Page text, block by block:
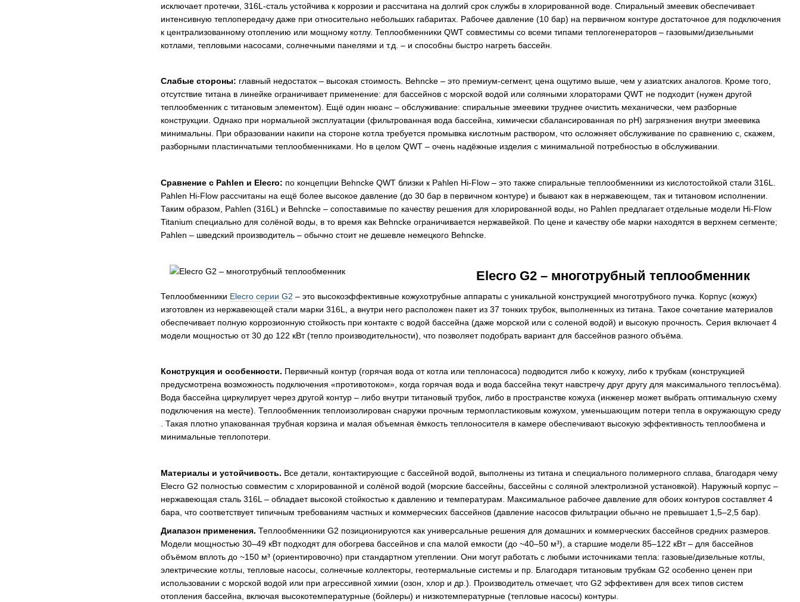
исключает протечки, 316L-сталь устойчива к коррозии и рассчитана на долгий срок службы в хлорированной воде. Спиральный змеевик обеспечивает
интенсивную теплопередачу даже при относительно небольших габаритах. Рабочее давление (10 бар) на первичном контуре достаточное для подключения
к централизованному отоплению или мощному котлу​. Теплообменники QWT совместимы со всеми типами теплогенераторов – газовыми/дизельными
котлами, тепловыми насосами, солнечными панелями и т.д. – и способны быстро нагреть бассейн.
Слабые стороны: главный недостаток – высокая стоимость. Behncke – это премиум-сегмент, цена ощутимо выше, чем у азиатских аналогов. Кроме того,
отсутствие титана в линейке ограничивает применение: для бассейнов с морской водой или соляными хлораторами QWT не подходит (нужен другой
теплообменник с титановым элементом). Ещё один нюанс – обслуживание: спиральные змеевики труднее очистить механически, чем разборные
конструкции. Однако при нормальной эксплуатации (фильтрованная вода бассейна, химически сбалансированная по pH) загрязнения внутри змеевика
минимальны. При образовании накипи на стороне котла требуется промывка кислотным раствором, что осложняет обслуживание по сравнению с, скажем,
разборными пластинчатыми теплообменниками. Но в целом QWT – очень надёжные изделия с минимальной потребностью в обслуживании.
Сравнение с Pahlen и Elecro: по концепции Behncke QWT близки к Pahlen Hi-Flow – это также спиральные теплообменники из кислотостойкой стали 316L.
Pahlen Hi-Flow рассчитаны на ещё более высокое давление (до 30 бар в первичном контуре)​ и бывают как в нержавеющем, так и титановом исполнении.
Таким образом, Pahlen (316L) и Behncke – сопоставимые по качеству решения для хлорированной воды, но Pahlen предлагает отдельные модели Hi-Flow
Titanium специально для солёной воды​, в то время как Behncke ограничивается нержавейкой. По цене и качеству обе марки находятся в верхнем сегменте;
Pahlen – шведский производитель – обычно стоит не дешевле немецкого Behncke.
Elecro G2 – многотрубный теплообменник
Теплообменники Elecro серии G2 – это высокоэффективные кожухотрубные аппараты с уникальной конструкцией многотрубного пучка. Корпус (кожух)
изготовлен из нержавеющей стали марки 316L, а внутри него расположен пакет из 37 тонких трубок, выполненных из титана​. Такое сочетание материалов
обеспечивает полную коррозионную стойкость при контакте с водой бассейна (даже морской или с соленой водой) и высокую прочность. Серия включает 4
модели мощностью от 30 до 122 кВт (тепло производительности)​, что позволяет подобрать вариант для бассейнов разного объёма.
Конструкция и особенности. Первичный контур (горячая вода от котла или теплонасоса) подводится либо к кожуху, либо к трубкам (конструкцией
предусмотрена возможность подключения «противотоком», когда горячая вода и вода бассейна текут навстречу друг другу для максимального теплосъёма)​.
Вода бассейна циркулирует через другой контур – либо внутри титановый трубок, либо в пространстве кожуха (инженер может выбрать оптимальную схему
подключения на месте)​. Теплообменник теплоизолирован снаружи прочным термопластиковым кожухом, уменьшающим потери тепла в окружающую среду​
. Такая плотно упакованная трубная корзина и малая объемная ёмкость теплоносителя в камере обеспечивают высокую эффективность теплообмена и
минимальные теплопотери​.
Материалы и устойчивость. Все детали, контактирующие с бассейной водой, выполнены из титана и специального полимерного сплава, благодаря чему
Elecro G2 полностью совместим с хлорированной и солёной водой (морские бассейны, бассейны с соляной электролизной установкой)​. Наружный корпус –
нержавеющая сталь 316L – обладает высокой стойкостью к давлению и температурам. Максимальное рабочее давление для обоих контуров составляет 4
бара​, что соответствует типичным требованиям частных и коммерческих бассейнов (давление насосов фильтрации обычно не превышает 1,5–2,5 бар).
Диапазон применения. Теплообменники G2 позиционируются как универсальные решения для домашних и коммерческих бассейнов средних размеров.
Модели мощностью 30–49 кВт подходят для обогрева бассейнов и спа малой емкости (до ~40–50 м³), а старшие модели 85–122 кВт – для бассейнов
объёмом вплоть до ~150 м³ (ориентировочно) при стандартном утеплении​. Они могут работать с любыми источниками тепла: газовые/дизельные котлы,
электрические котлы, тепловые насосы, солнечные коллекторы, геотермальные системы и пр.​ Благодаря титановым трубкам G2 особенно ценен при
использовании с морской водой или при агрессивной химии (озон, хлор и др.). Производитель отмечает, что G2 эффективен для всех типов систем
отопления бассейна, включая высокотемпературные (бойлеры) и низкотемпературные (тепловые насосы) контуры​.